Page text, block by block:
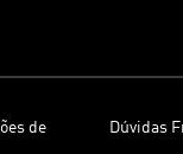
de
Dúvidas